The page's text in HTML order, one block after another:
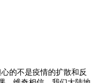
的不是疫情的扩散和反